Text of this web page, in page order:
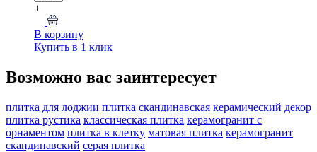
+
В корзину
Купить в 1 клик
Возможно вас заинтересует
плитка для лоджии плитка скандинавская керамический декор
плитка рустика классическая плитка керамогранит с
орнаментом плитка в клетку матовая плитка керамогранит
скандинавский серая плитка